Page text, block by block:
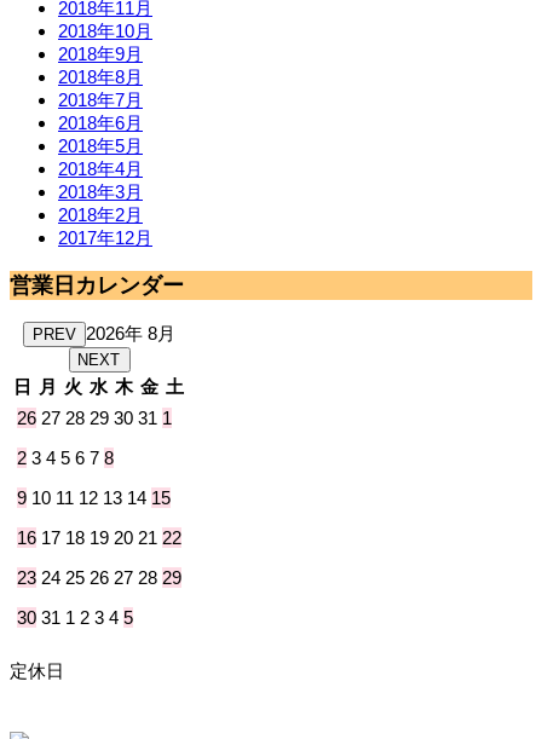
2018年11月
2018年10月
2018年9月
2018年8月
2018年7月
2018年6月
2018年5月
2018年4月
2018年3月
2018年2月
2017年12月
営業日カレンダー
PREV 2026年 8月
NEXT
日 月 火 水 木 金 土
26 27 28 29 30 31 1
2 3 4 5 6 7 8
9 10 11 12 13 14 15
16 17 18 19 20 21 22
23 24 25 26 27 28 29
30 31 1 2 3 4 5
定休日